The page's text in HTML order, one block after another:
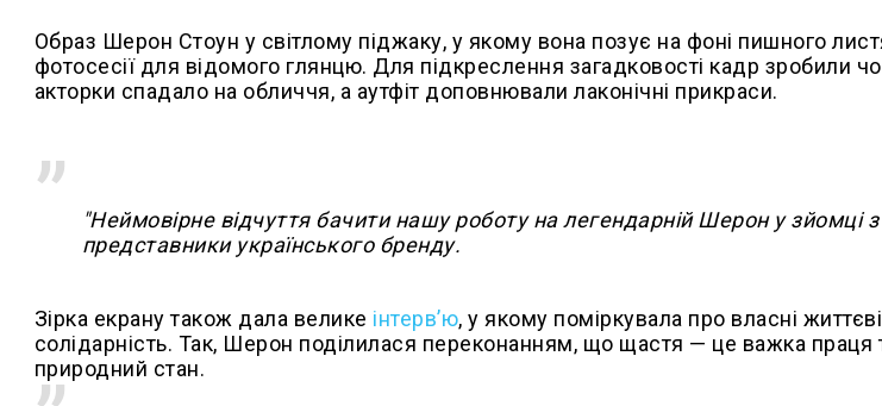
Образ Шерон Стоун у світлому піджаку, у якому вона позує на фоні пишного
фотосесії для відомого глянцю. Для підкреслення загадковості кадр зробили
акторки спадало на обличчя, а аутфіт доповнювали лаконічні прикраси.
"Неймовірне відчуття бачити нашу роботу на легендарній Шерон у зйомці
представники українського бренду.
Зірка екрану також дала велике інтервʼю, у якому поміркувала про власні
солідарність. Так, Шерон поділилася переконанням, що щастя — це важка праця
природний стан.